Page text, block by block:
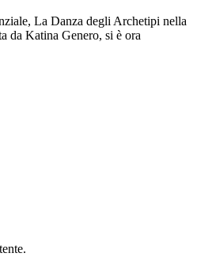
La Danza degli Archetipi nella
da Katina Genero, si è ora